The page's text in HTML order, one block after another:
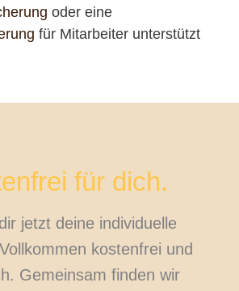
oder eine
für Mitarbeiter unterstützt
für dich.
jetzt deine individuelle
kostenfrei und
Gemeinsam finden wir